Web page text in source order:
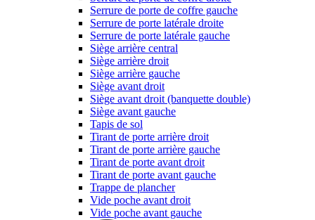
Serrure de porte de coffre gauche
Serrure de porte latérale droite
Serrure de porte latérale gauche
Siège arrière central
Siège arrière droit
Siège arrière gauche
Siège avant droit
Siège avant droit (banquette double)
Siège avant gauche
Tapis de sol
Tirant de porte arrière droit
Tirant de porte arrière gauche
Tirant de porte avant droit
Tirant de porte avant gauche
Trappe de plancher
Vide poche avant droit
Vide poche avant gauche